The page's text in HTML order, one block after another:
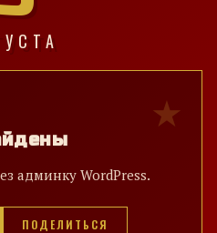
админку WordPress.
ПОДЕЛИТЬСЯ